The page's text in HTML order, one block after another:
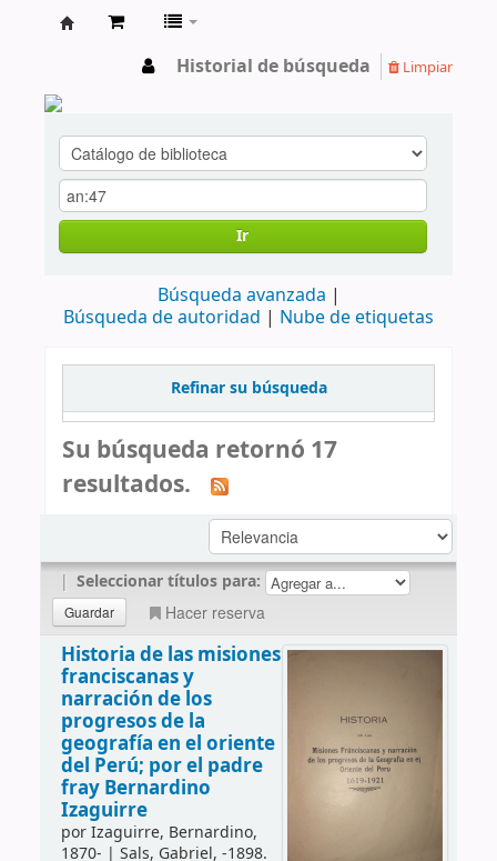
Historial de búsqueda Limpiar
Ir
Búsqueda avanzada
Búsqueda de autoridad
Nube de etiquetas
Refinar su búsqueda
Su búsqueda retornó 17
resultados.
| Seleccionar títulos para:
Hacer reserva
Historia de las misiones
franciscanas y
narración de los
progresos de la
geografía en el oriente
del Perú; por el padre
fray Bernardino
Izaguirre
porIzaguirre, Bernardino,
1870- | Sals, Gabriel, -1898.